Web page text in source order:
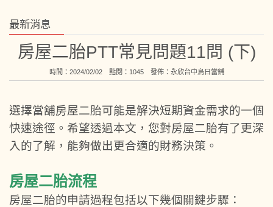
最新消息
房屋二胎PTT常見問題11問 (下)
時間：2024/02/02 點閱：1045 發佈： 永欣台中烏日當鋪
選擇當舖房屋二胎可能是解決短期資金需求的一個
快速途徑。希望透過本文，您對房屋二胎有了更深
入的了解，能夠做出更合適的財務決策。
房屋二胎流程
房屋二胎的申請過程包括以下幾個關鍵步驟：